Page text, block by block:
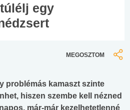
egy
MEGOSZTOM
problémás kamaszt szinte
hiszen szembe kell nézned
már-már kezelhetetlenné